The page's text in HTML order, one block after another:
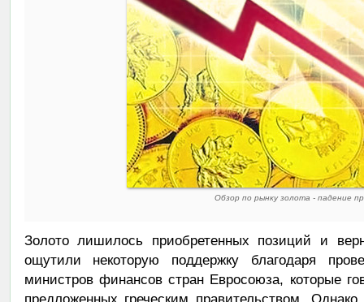
Обзор по рынку золота - падение
Золото лишилось приобретенных позиций и
ощутили некоторую поддержку благодаря
министров финансов стран Евросоюза, которые
предложенных греческим правительством.